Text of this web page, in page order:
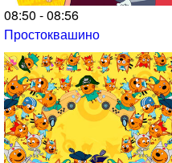
08:50 - 08:56
Простоквашино